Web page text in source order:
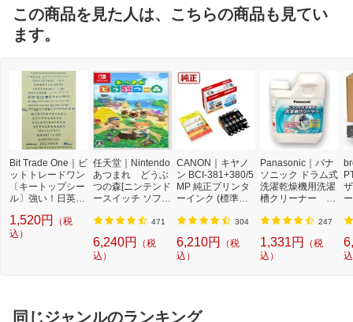
この商品を見た人は、こちらの商品も見てい
ます。
Bit Trade One｜ビ
ットトレードワン
〔キートップシー
ル〕強い！日英対
プシールセット ブ
ルー DYKTSBL
1,520円
（税
込）
任天堂｜Nintendo
あつまれ どうぶ
つの森[ニンテンド
ースイッチ ソフ
471
6,240円
（税
込）
CANON｜キヤノ
ン BCI-381+380/5
MP 純正プリンタ
ーインク (標準容
3813805MP] 304
6,210円
（税
込）
Panasonic｜パナ
ソニック ドラム式
洗濯乾燥機用洗濯
槽クリーナー N-
機 洗浄 洗剤 750m
l NW2]【rb_pcp】
247
1,331円
（税
込）
T
同じジャンルのランキング